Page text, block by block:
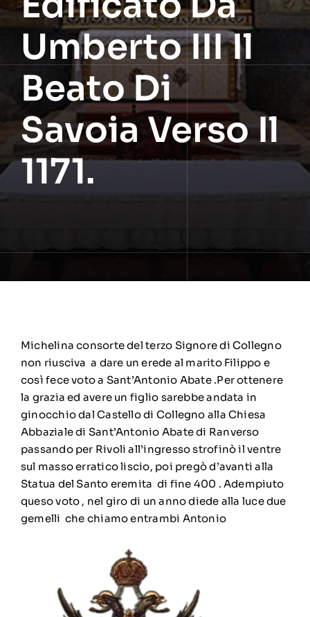
Umberto III Il
Beato Di
Savoia Verso Il
1171.
Michelina consorte del terzo Signore di Collegno
non riusciva a dare un erede al marito Filippo e
così fece voto a Sant’Antonio Abate .Per ottenere
la grazia ed avere un figlio sarebbe andata in
ginocchio dal Castello di Collegno alla Chiesa
Abbaziale di Sant’Antonio Abate di Ranverso
passando per Rivoli all’ingresso strofinò il ventre
sul masso erratico liscio, poi pregò d’avanti alla
Statua del Santo eremita di fine 400 . Adempiuto
queso voto , nel giro di un anno diede alla luce due
gemelli che chiamo entrambi Antonio